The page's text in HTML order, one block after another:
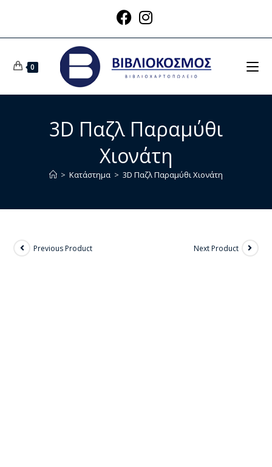
0
3D Παζλ Παραμύθι
Χιονάτη
> Κατάστημα > 3D Παζλ Παραμύθι Χιονάτη
Previous Product Next Product